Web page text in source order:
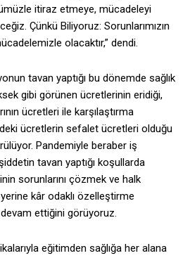
itiraz etmeye, mücadeleyi
Çünkü Biliyoruz: Sorunlarımızın
olacaktır,” dendi.
tavan yaptığı bu dönemde sağlık
gibi görünen ücretlerinin eridiği,
ücretleri ile karşılaştırma
ücretlerin sefalet ücretleri olduğu
Pandemiyle beraber iş
tavan yaptığı koşullarda
sorunlarını çözmek ve halk
yerine kâr odaklı özelleştirme
devam ettiğini görüyoruz.
eğitimden sağlığa her alana